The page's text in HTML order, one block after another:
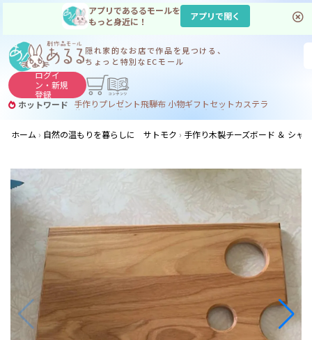
アプリであるるモールを
もっと身近に！
アプリで開く
隠れ家的なお店で作品を見つける、
ちょっと特別なECモール
ログイ
ン・新規
登録
ホットワード 手作りプレゼント飛騨布 小物ギフトセットカステラ
サヌカイト コーヒー
ジンギスカン
ホーム
自然の温もりを暮らしに サトモク 手作り木製チーズボード ＆ シャ